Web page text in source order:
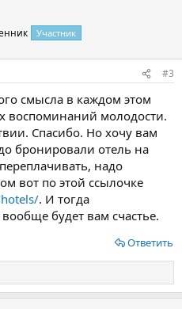
Участник
#3
смысла в каждом этом
воспоминаний молодости.
Спасибо. Но хочу вам
бронировали отель на
надо
вот по этой ссылочке
. И тогда
будет вам счастье.
Ответить